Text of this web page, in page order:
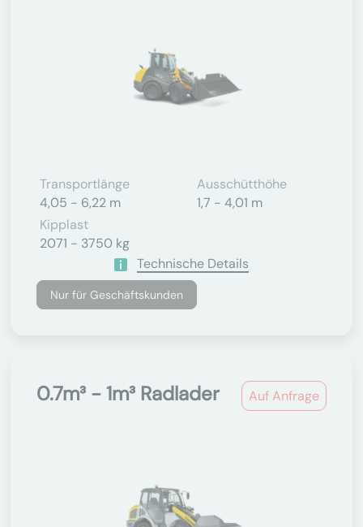
Transportlänge
4,05 - 6,22 m
Ausschütthöhe
1,7 - 4,01 m
Kipplast
2071 - 3750 kg
Technische Details
Nur für Geschäftskunden
Auf Anfrage
0.7m³ - 1m³ Radlader